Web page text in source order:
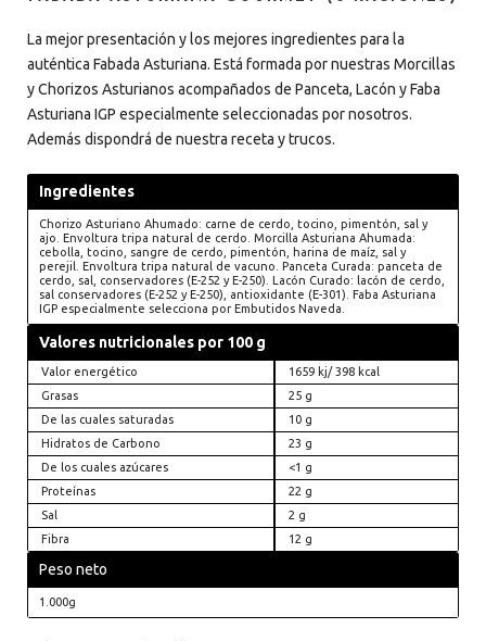
La mejor presentación y los mejores ingredientes para la
auténtica Fabada Asturiana. Está formada por nuestras Morcillas
y Chorizos Asturianos acompañados de Panceta, Lacón y Faba
Asturiana IGP especialmente seleccionadas por nosotros.
Además dispondrá de nuestra receta y trucos.
Ingredientes
Chorizo Asturiano Ahumado: carne de cerdo, tocino, pimentón, sal y
ajo. Envoltura tripa natural de cerdo. Morcilla Asturiana Ahumada:
cebolla, tocino, sangre de cerdo, pimentón, harina de maíz, sal y
perejil. Envoltura tripa natural de vacuno. Panceta Curada: panceta de
cerdo, sal, conservadores (E-252 y E-250). Lacón Curado: lacón de cerdo,
sal conservadores (E-252 y E-250), antioxidante (E-301). Faba Asturiana
IGP especialmente selecciona por Embutidos Naveda.
Valores nutricionales por 100 g
Valor energético
1659 kj/ 398 kcal
Grasas
25 g
De las cuales saturadas
10 g
Hidratos de Carbono
23 g
De los cuales azúcares
<1 g
Proteínas
22 g
Sal
2 g
Fibra
12 g
Peso neto
1.000g